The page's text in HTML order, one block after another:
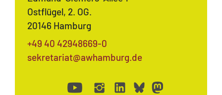
Ostflügel, 2. OG.
20146 Hamburg
+49 40 42948669-0
sekretariat@awhamburg.de